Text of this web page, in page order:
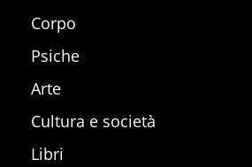
Corpo
Psiche
Arte
Cultura e società
Libri